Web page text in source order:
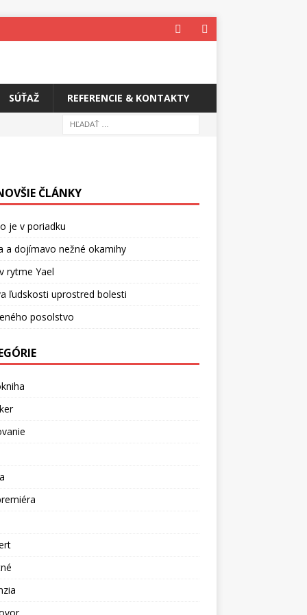
SÚŤAŽ REFERENCIE & KONTAKTY
ČLÁNKY
je v poriadku
a dojímavo nežné okamihy
rytme Yael
ľudskosti uprostred bolesti
posolstvo